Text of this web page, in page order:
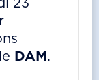
23
DAM .